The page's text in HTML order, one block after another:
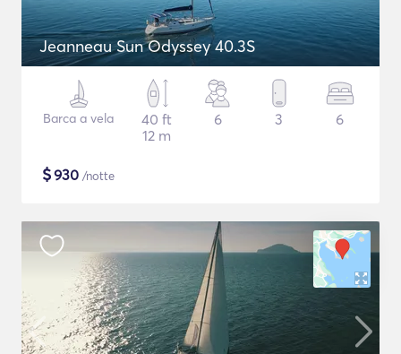
Jeanneau Sun Odyssey 40.3S
Barca a vela
40 ft
12 m
6 3 6
$930 /notte